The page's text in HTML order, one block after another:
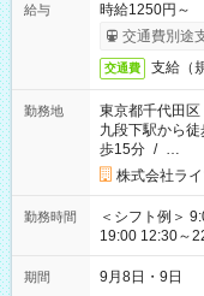
給与
時給1250円～
交通費別途
交通費 支給（
勤務地
東京都千代田区
九段下駅から
歩15分 / …
株式会社ラ
勤務時間
＜シフト例＞
19:00 12:30～22:00 上記の時間から好きな時間
時間は変更と
期間 9月8日・9日